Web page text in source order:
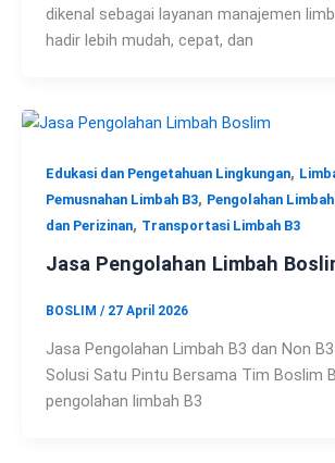
dikenal sebagai layanan manajemen
hadir lebih mudah, cepat, dan
Edukasi dan Pengetahuan Lingkungan,
Pemusnahan Limbah B3, Pengolahan
dan Perizinan, Transportasi Limbah B3
Jasa Pengolahan Limbah
BOSLIM / 27 April 2026
Jasa Pengolahan Limbah B3 dan Non
Solusi Satu Pintu Bersama Tim Boslim
pengolahan limbah B3